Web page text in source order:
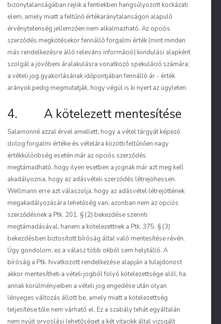
bizonytalanságában rejlik a fentiekben hangsúlyozott kockázati
elem, amely miatt a feltűnő értékaránytalanságon alapuló
érvénytelenség jellemzően nem alkalmazható. Az opciós
szerződés megkötésekor fennálló forgalmi érték (mint minden
más rendelkezésre álló releváns információ) kiindulási alapként
szolgál a jövőbeni áralakulásra vonatkozó spekuláció számára;
a vételi jog gyakorlásának időpontjában fennálló ár - érték
arányok pedig megmutatják, hogy végül is ki nyert az ügyleten.
4. A kötelezett mentesítése
Salamonné azzal érvel amellett, hogy a vétel tárgyát képező
dolog forgalmi értéke és vételára közötti feltűnően nagy
értékkülönbség esetén már az opciós szerződés
megtámadható, hogy ilyen esetben a jognak már azt meg kell
akadályoznia, hogy az adásvételi szerződés létrejöhessen.
Wellmann erre azt válaszolja, hogy az adásvétel létrejöttének
megakadályozására lehetőség van, azonban nem az opciós
szerződésnek a Ptk. 201. § (2) bekezdése szerinti
megtámadásával, hanem a kötelezettnek a Ptk. 375. § (3)
bekezdésben biztosított bíróság által való mentesítése révén.
Úgy gondolom, ez a válasz több okból sem helytálló. A
bíróság a Ptk. hivatkozott rendelkezése alapján a tulajdonost
akkor mentesítheti a vételi jogból folyó kötelezettsége alól, ha
annak körülményeiben a vételi jog engedése után olyan
lényeges változás állott be, amely miatt a kötelezettség
teljesítése tőle nem várható el. Ez a szabály tehát egyáltalán
nem nyújt orvoslási lehetőséget a két vitacikk által vizsgált